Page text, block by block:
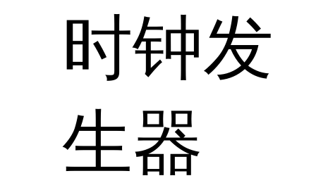
时钟发
生器